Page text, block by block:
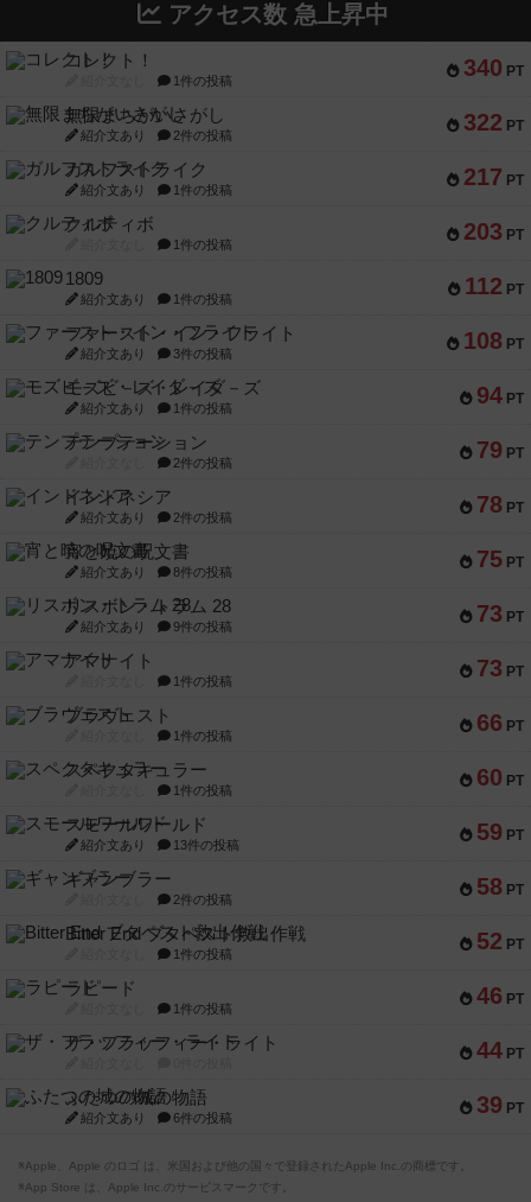
アクセス数 急上昇中
340 PT
コレクト！
1件の投稿
322 PT
無限まちがいさがし
紹介文あり 2件の投稿
217 PT
ガルフストライク
紹介文あり 1件の投稿
203 PT
クルティボ
1件の投稿
112 PT
1809
紹介文あり 1件の投稿
108 PT
ファースト・イン・フライト
紹介文あり 3件の投稿
94 PT
モズビ－ズ・レイダ－ズ
紹介文あり 1件の投稿
79 PT
テンプテーション
2件の投稿
78 PT
インドネシア
紹介文あり 2件の投稿
75 PT
宵と暁の呪文書
紹介文あり 8件の投稿
73 PT
リスボン・トラム 28
紹介文あり 9件の投稿
73 PT
アマナイト
1件の投稿
66 PT
ブラヴェスト
1件の投稿
60 PT
スペクタキュラー
1件の投稿
59 PT
スモールワールド
紹介文あり 13件の投稿
58 PT
ギャンブラー
2件の投稿
52 PT
Bitter End ブタペスト救出作戦
1件の投稿
46 PT
ラピード
1件の投稿
44 PT
ザ・フラッフィー・ライト
39 PT
ふたつの城の物語
紹介文あり 6件の投稿
※Apple、Apple のロゴ は、米国および他の国々で登録されたApple Inc.の商標です。
※App Store は、Apple Inc.のサービスマークです。